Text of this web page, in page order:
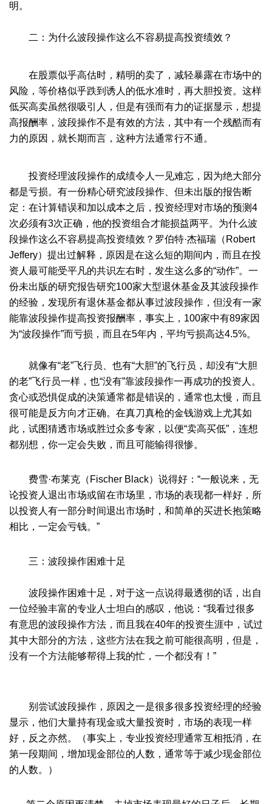
明。
二：为什么波段操作这么不容易提高投资绩效？
在股票似乎高估时，精明的卖了，减轻暴露在市场中的
风险，等价格似乎跌到诱人的低水准时，再大胆投资。这样
低买高卖虽然很吸引人，但是有强而有力的证据显示，想提
高报酬率，波段操作不是有效的方法，其中有一个残酷而有
力的原因，就长期而言，这种方法通常行不通。
投资经理波段操作的成绩令人一见难忘，因为绝大部分
都是亏损。有一份精心研究波段操作、但未出版的报告断
定：在计算错误和加以成本之后，投资经理对市场的预测4
次必须有3次正确，他的投资组合才能损益两平。为什么波
段操作这么不容易提高投资绩效？罗伯特·杰福瑞（Robert
Jeffery）提出过解释，原因是在这么短的期间内，而且在投
资人最可能受平凡的共识左右时，发生这么多的“动作”。一
份未出版的研究报告研究100家大型退休基金及其波段操作
的经验，发现所有退休基金都从事过波段操作，但没有一家
能靠波段操作提高投资报酬率，事实上，100家中有89家因
为“波段操作”而亏损，而且在5年内，平均亏损高达4.5%。
就像有“老”飞行员、也有“大胆”的飞行员，却没有“大胆
的老”飞行员一样，也“没有”靠波段操作一再成功的投资人。
贪心或恐惧促成的决策通常都是错误的，通常也太慢，而且
很可能是反方向才正确。在真刀真枪的金钱游戏上尤其如
此，试图猜透市场或胜过众多专家，以便“卖高买低”，连想
都别想，你一定会失败，而且可能输得很惨。
费雪·布莱克（Fischer Black）说得好：“一般说来，无
论投资人退出市场或留在市场里，市场的表现都一样好，所
以投资人有一部分时间退出市场时，和简单的买进长抱策略
相比，一定会亏钱。”
三：波段操作困难十足
波段操作困难十足，对于这一点说得最透彻的话，出自
一位经验丰富的专业人士坦白的感叹，他说：“我看过很多
有意思的波段操作方法，而且我在40年的投资生涯中，试过
其中大部分的方法，这些方法在我之前可能很高明，但是，
没有一个方法能够帮得上我的忙，一个都没有！”
别尝试波段操作，原因之一是很多很多投资经理的经验
显示，他们大量持有现金或大量投资时，市场的表现一样
好，反之亦然。（事实上，专业投资经理通常互相抵消，在
第一段期间，增加现金部位的人数，通常等于减少现金部位
的人数。）